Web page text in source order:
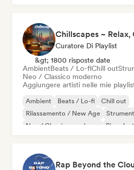
Curatore Di Playlist
&gt; 1800 risposte date
AmbientBeats / Lo-fiChill out
Neo / Classico moderno
Aggiungere artisti nelle mie
Ambient Beats / Lo-fi
Chill out
Rilassamento / New Age
Neo / Classico moderno
Rap Beyond the